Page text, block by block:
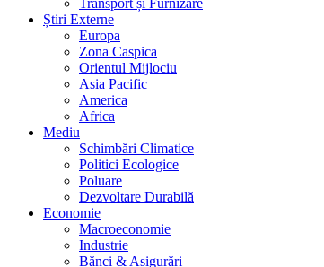
Transport și Furnizare
Știri Externe
Europa
Zona Caspica
Orientul Mijlociu
Asia Pacific
America
Africa
Mediu
Schimbări Climatice
Politici Ecologice
Poluare
Dezvoltare Durabilă
Economie
Macroeconomie
Industrie
Bănci & Asigurări